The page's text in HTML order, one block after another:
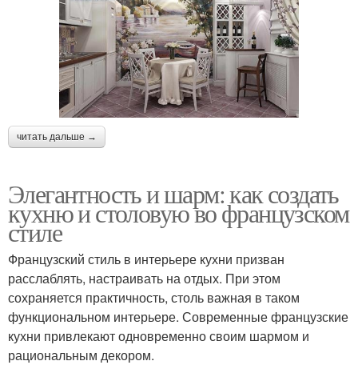
читать дальше →
Элегантность и шарм: как создать
кухню и столовую во французском
стиле
Французский стиль в интерьере кухни призван
расслаблять, настраивать на отдых. При этом
сохраняется практичность, столь важная в таком
функциональном интерьере. Современные французские
кухни привлекают одновременно своим шармом и
рациональным декором.